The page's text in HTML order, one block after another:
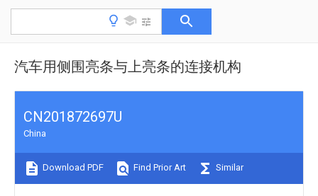
汽车用侧围亮条与上亮条的连接机构
CN201872697U
China
Download PDF Find Prior Art Similar